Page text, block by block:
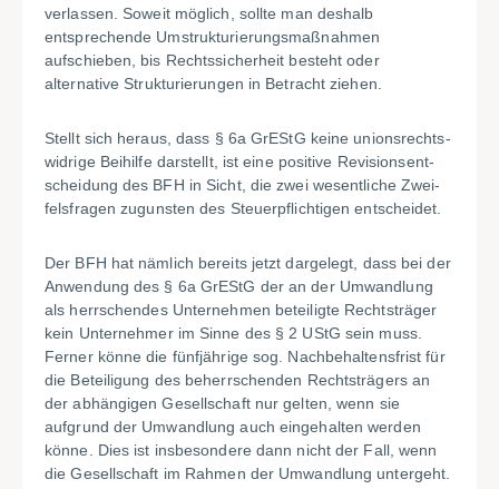
verlassen. Soweit möglich, sollte man deshalb
entsprechende Umstrukturierungsmaßnahmen
aufschieben, bis Rechts­sicherheit besteht oder
alternative Strukturierungen in Betracht ziehen.
Stellt sich heraus, dass § 6a GrEStG keine unionsrechts­
widrige Beihilfe darstellt, ist eine positive Revisionsent­
scheidung des BFH in Sicht, die zwei wesentliche Zwei­
felsfragen zugunsten des Steuerpflichtigen entscheidet.
Der BFH hat nämlich bereits jetzt dargelegt, dass bei der
Anwendung des § 6a GrEStG der an der Umwandlung
als herrschendes Unternehmen beteiligte Rechtsträger
kein Unternehmer im Sinne des § 2 UStG sein muss.
Ferner könne die fünfjährige sog. Nachbehaltensfrist für
die Beteiligung des beherrschenden Rechtsträgers an
der abhängigen Gesellschaft nur gelten, wenn sie
aufgrund der Umwandlung auch eingehalten werden
könne. Dies ist insbesondere dann nicht der Fall, wenn
die Gesell­schaft im Rahmen der Umwandlung untergeht.